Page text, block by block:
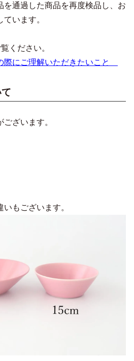
を通過した商品を再度検品し、お
います。
ください。
際にご理解いただきたいこと
ざいます。
もございます。